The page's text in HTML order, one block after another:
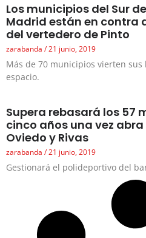
Los municipios del Sur
Madrid están en contra
del vertedero de Pinto
zarabanda 21 junio, 2019
Más de 70 municipios vierten sus
espacio.
Supera rebasará los 57
cinco años una vez
Oviedo y Rivas
zarabanda 21 junio, 2019
Gestionará el polideportivo del